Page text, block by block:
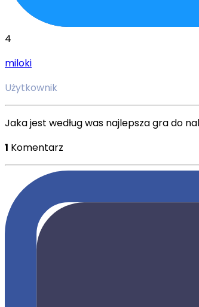
4
miloki
Użytkownik
Jaka jest według was najlepsza gra do
1 Komentarz